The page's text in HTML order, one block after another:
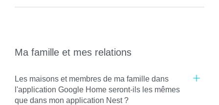
Ma famille et mes relations
Les maisons et membres de ma famille dans
l'application Google Home seront-ils les mêmes
que dans mon application Nest ?